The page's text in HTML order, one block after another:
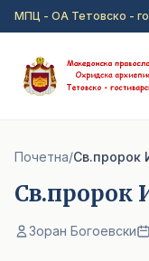
Прејди на главна
МПЦ - ОА Тетовско -
Почетна/Св.пророк
Св.пророк
Зоран Богоевски